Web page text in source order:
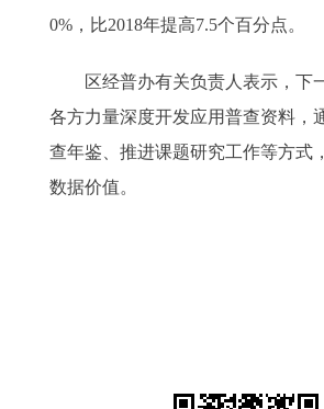
0%，比2018年提高7.5个百分点。
区经普办有关负责人表示，下
各方力量深度开发应用普查资料，
查年鉴、推进课题研究工作等方式
数据价值。